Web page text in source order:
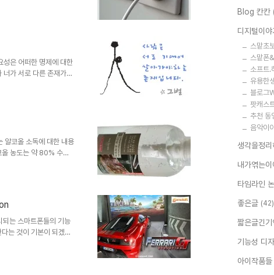
이면서 그야말로 혁신적
통해 좀 더 넓은 상상의
록 해야한다는 생각입
성은 어떠한 명제에 대한
너가 서로 다른 존재가
혀 살아가게 되기도 합
... 등등의 이야기를 해
로 장애라는 말을..
알코올 소독에 대한 내용
올 농도는 약 80% 수준
있다고 조언합니다.
벽증이 깨끗한 것을 의
지가 않다는 것이 문제
는 스마트폰들의 기능
는 것이 기본이 되겠지
게 됩니다.- 어쨌든 지
Blog 칸칸
디지털이야
스맡초
스맡폰
소프트.
유용한
블로그
팟캐스
추천 동
음악이
생각을정리
내가엮는이
타임라인
좋은글 (42)
짧은글긴
기능성 디
아이작품들